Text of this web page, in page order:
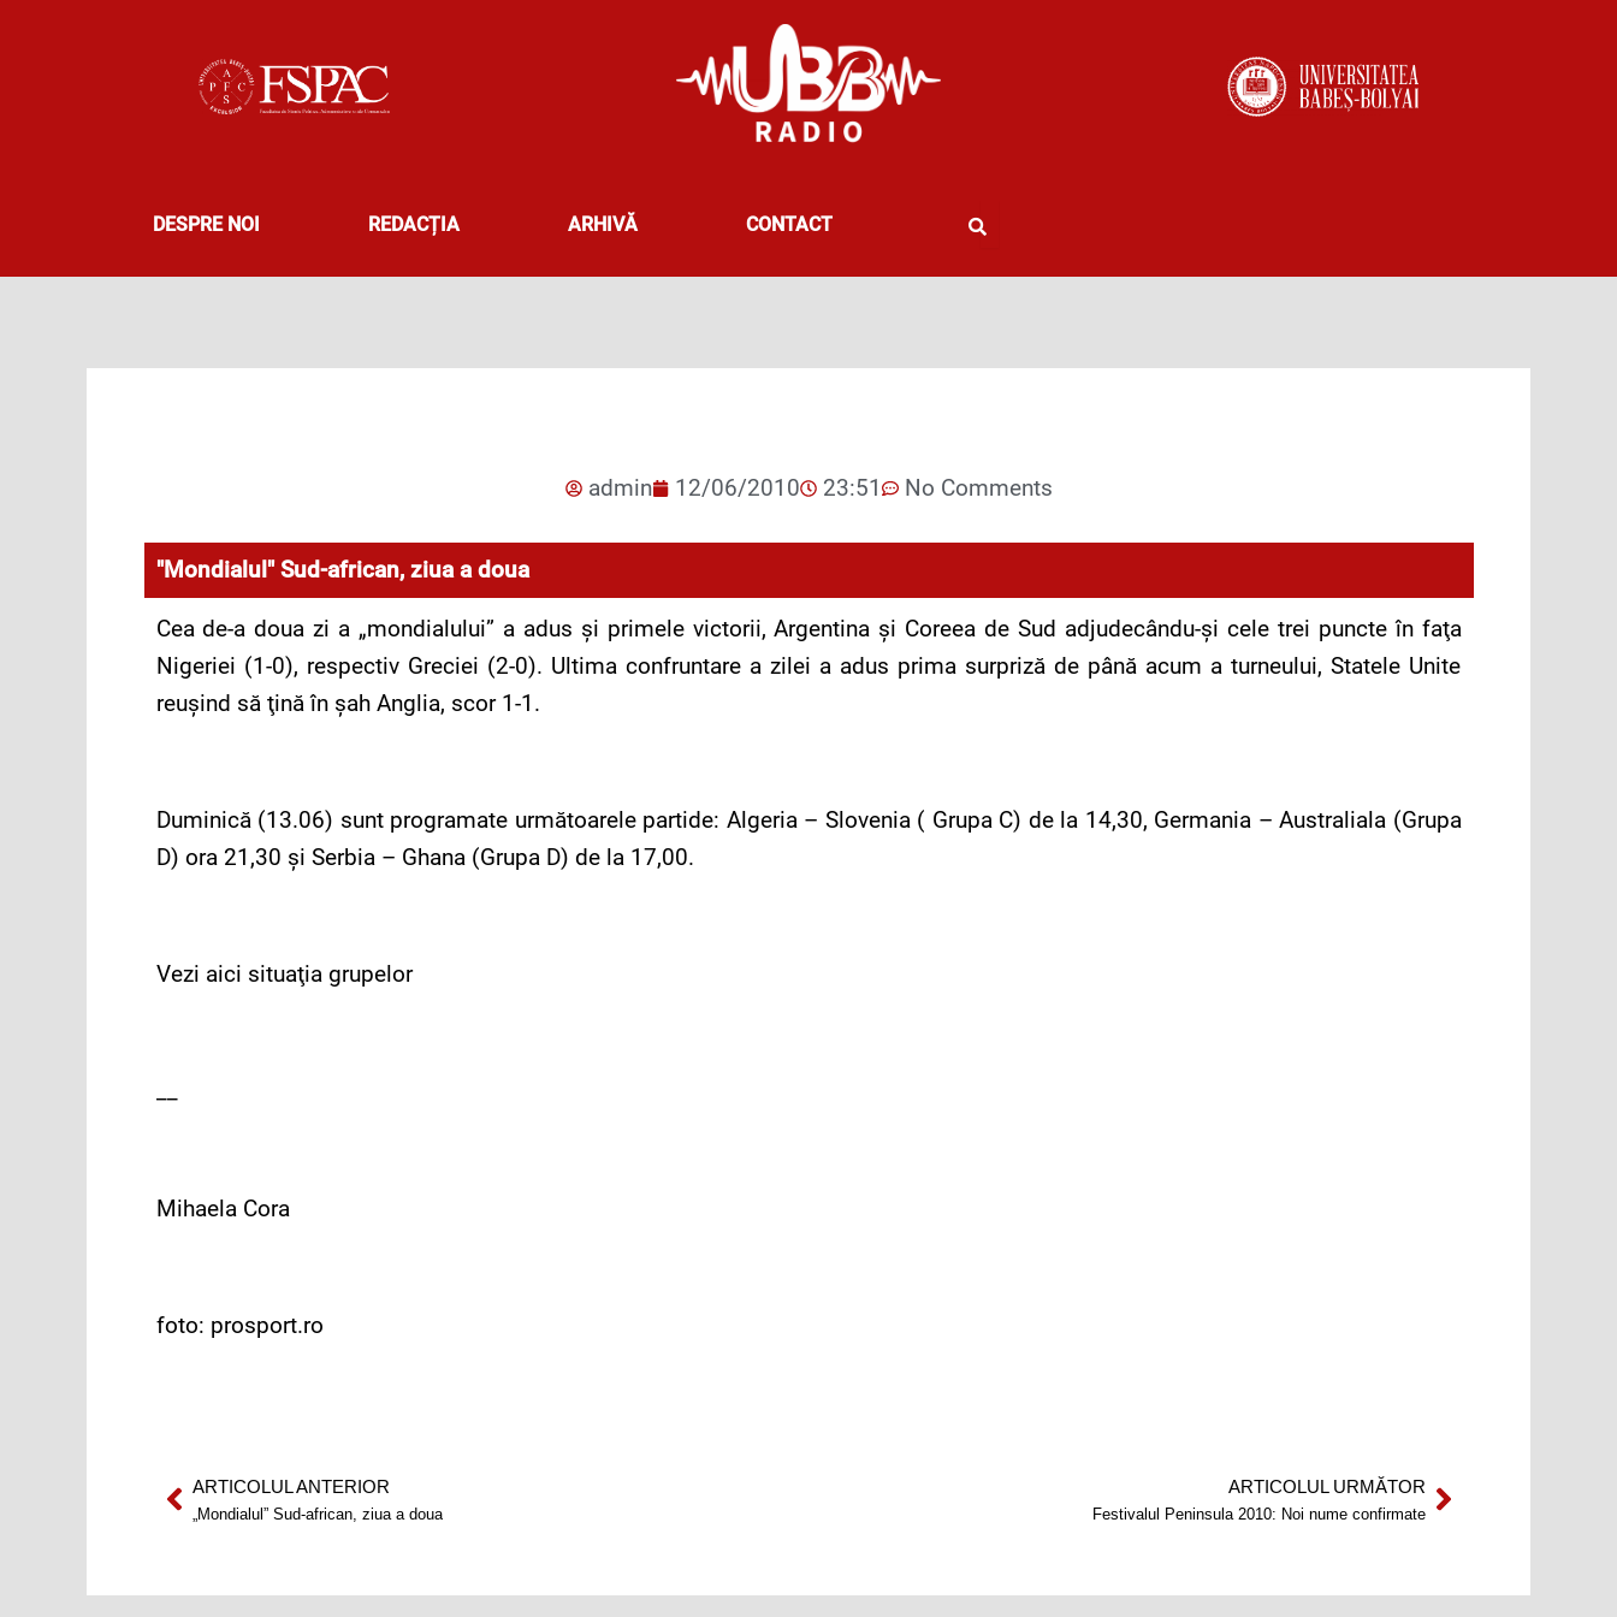
DESPRE NOI REDACȚIA ARHIVĂ CONTACT
admin 12/06/2010 23:51 No Comments
"Mondialul" Sud-african, ziua a doua
Cea de-a doua zi a „mondialului” a adus şi primele victorii, Argentina şi Coreea de Sud adjudecându-şi cele trei puncte în faţa
Nigeriei (1-0), respectiv Greciei (2-0). Ultima confruntare a zilei a adus prima surpriză de până acum a turneului, Statele Unite
reuşind să ţină în şah Anglia, scor 1-1.
Duminică (13.06) sunt programate următoarele partide: Algeria – Slovenia ( Grupa C) de la 14,30, Germania – Australiala (Grupa
D) ora 21,30 şi Serbia – Ghana (Grupa D) de la 17,00.
Vezi aici situaţia grupelor
Mihaela Cora
foto: prosport.ro
Prev
ARTICOLUL ANTERIOR
„Mondialul” Sud-african, ziua a doua
ARTICOLUL URMĂTOR
Festivalul Peninsula 2010: Noi nume confirmateNext